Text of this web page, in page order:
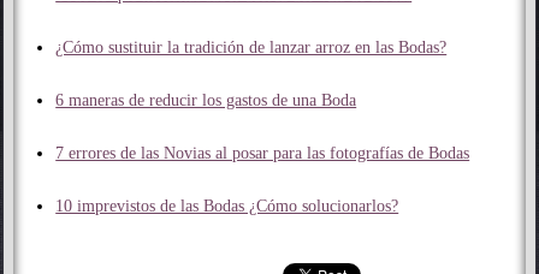
¿Cómo sustituir la tradición de lanzar arroz en las Bodas?
6 maneras de reducir los gastos de una Boda
7 errores de las Novias al posar para las fotografías de Bodas
10 imprevistos de las Bodas ¿Cómo solucionarlos?